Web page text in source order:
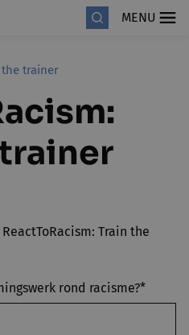
MENU
the trainer
Train the
rond racisme?*